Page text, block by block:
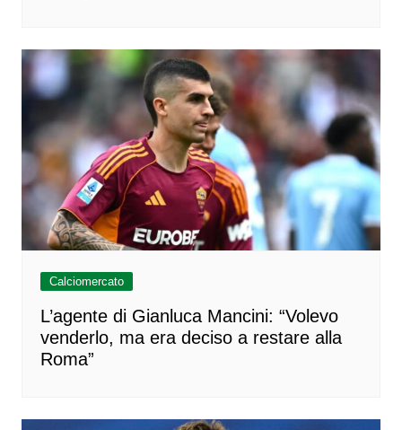
Calciomercato
L’agente di Gianluca Mancini: “Volevo
venderlo, ma era deciso a restare alla
Roma”